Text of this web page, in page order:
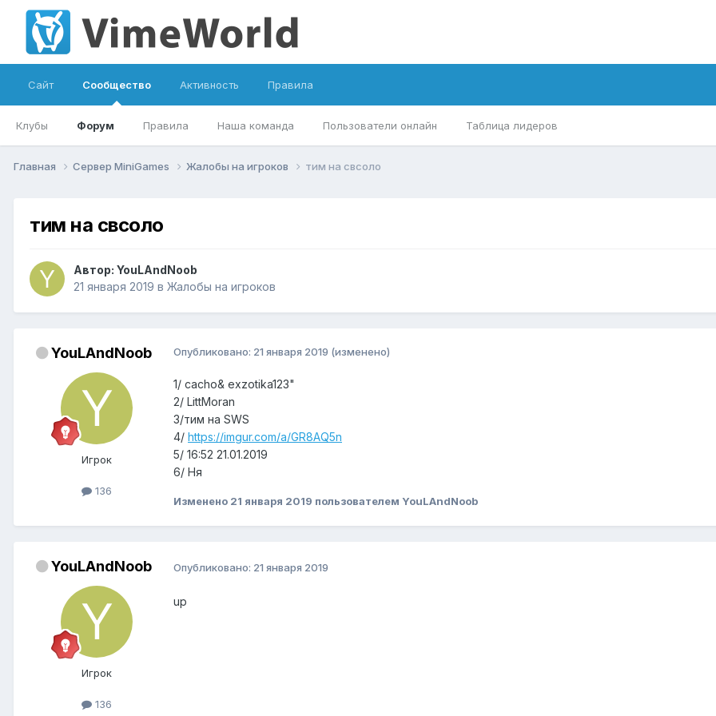
Сайт Сообщество
Клубы Форум Правила Наша команда Пользователи онлайн Таблица лидеров
Активность Правила
Главная Сервер MiniGames Жалобы на игроков тим на свсоло
тим на свсоло
Автор: YouLAndNoob
21 января 2019 в Жалобы на игроков
YouLAndNoob
Игрок
136
Опубликовано: 21 января 2019 (изменено)
1/ cacho& exzotika123"
2/ LittMoran
3/тим на SWS
4/ https://imgur.com/a/GR8AQ5n
5/ 16:52 21.01.2019
6/ Ня
Изменено 21 января 2019 пользователем YouLAndNoob
YouLAndNoob
Игрок
136
Опубликовано: 21 января 2019
up